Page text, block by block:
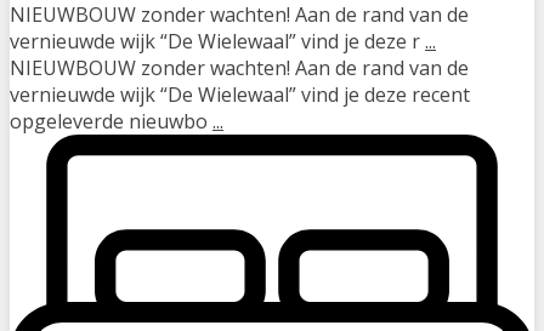
NIEUWBOUW zonder wachten! Aan de rand van de
vernieuwde wijk “De Wielewaal” vind je deze r...
NIEUWBOUW zonder wachten! Aan de rand van de
vernieuwde wijk “De Wielewaal” vind je deze recent
opgeleverde nieuwbo ...